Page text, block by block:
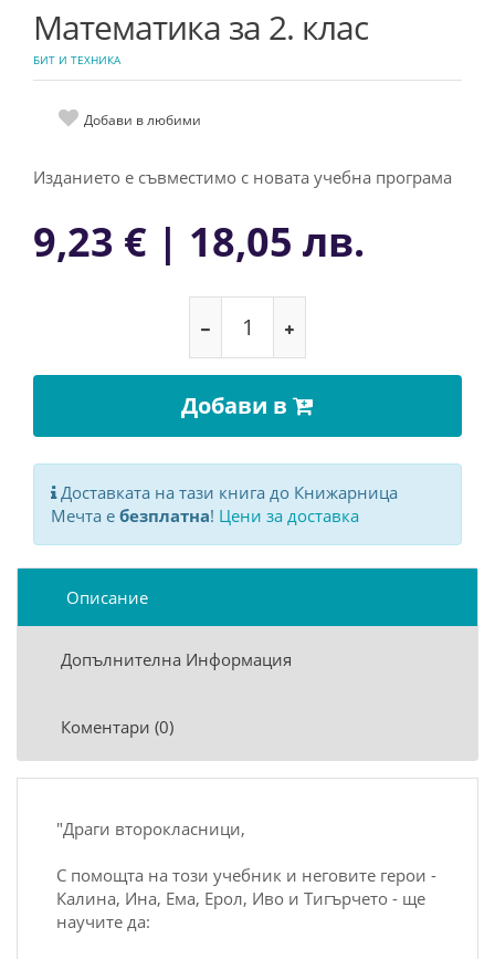
Математика за 2. клас
БИТ И ТЕХНИКА
Добави в любими
Изданието е съвместимо с новата учебна програма
9,23 € | 18,05 лв.
Добави в
Доставката на тази книга до Книжарница
Мечта е безплатна! Цени за доставка
Описание
Допълнителна Информация
Коментари (0)
"Драги второкласници,
С помощта на този учебник и неговите герои -
Калина, Ина, Ема, Ерол, Иво и Тигърчето - ще
научите да: